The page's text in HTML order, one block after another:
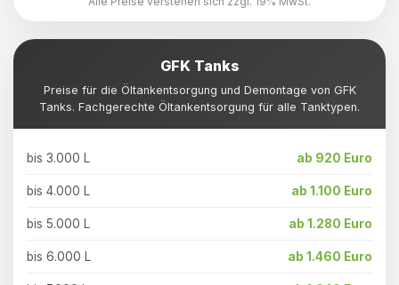
GFK Tanks
Preise für die Öltankentsorgung und Demontage von GFK
Tanks. Fachgerechte Öltankentsorgung für alle Tanktypen.
bis 3.000 L ab 920 Euro
bis 4.000 L ab 1.100 Euro
bis 5.000 L ab 1.280 Euro
bis 6.000 L ab 1.460 Euro